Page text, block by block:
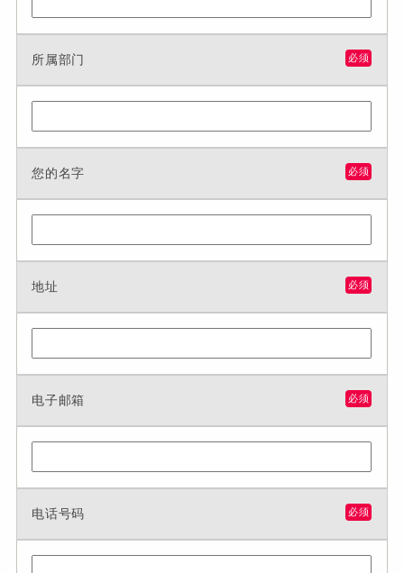
所属部门 必须
您的名字 必须
地址 必须
电子邮箱 必须
电话号码 必须